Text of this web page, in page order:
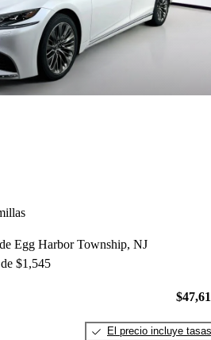
Egg Harbor Township, NJ
$1,545
El precio incluye tasas